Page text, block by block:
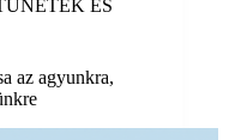
ÉS
az agyunkra,